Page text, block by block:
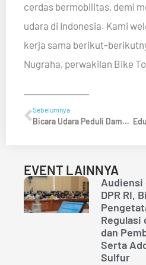
cerdas bermobilitas, demi
udara di Indonesia. Kami
kerja sama berikut-
Nugraha, perwakilan Bike
Sebelumnya
Bicara Udara Peduli Dampak Buruk Pembakaran Sampah, Ciptakan Platform Lapor Bakar Sampah
EVENT LAINNYA
Audiensi
DPR RI,
dan
Serta
Sulfur